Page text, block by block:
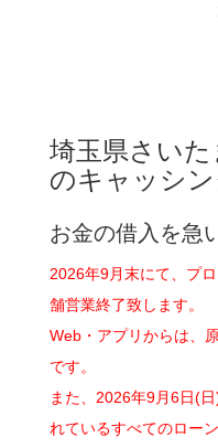
埼玉県さい
のキャッシ
お金の借入を急
2026年9月末にて、プ
舗営業終了致します。
Web・アプリからは、
です。
また、2026年9月6日(
れているすべてのロー